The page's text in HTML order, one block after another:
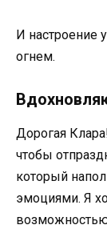
И настроение
огнем.
Дорогая
чтобы
который
эмоциями. Я